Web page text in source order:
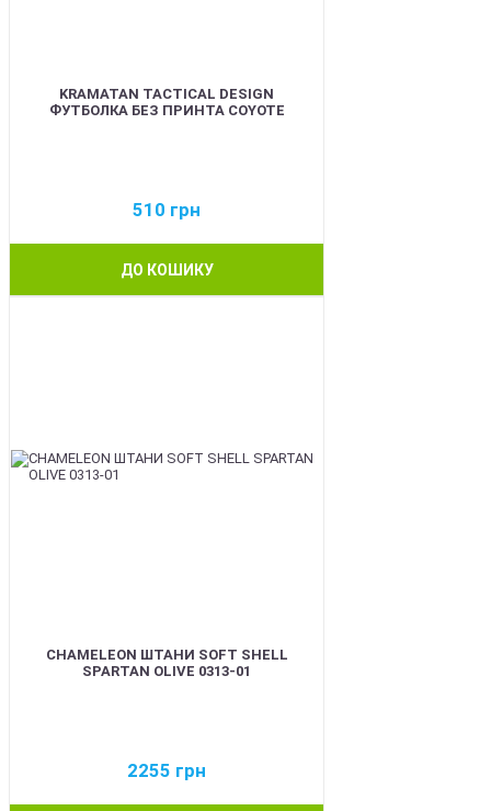
KRAMATAN TACTICAL DESIGN
ФУТБОЛКА БЕЗ ПРИНТА COYOTE
510 грн
ДО КОШИКУ
CHAMELEON ШТАНИ SOFT SHELL
SPARTAN OLIVE 0313-01
2255 грн